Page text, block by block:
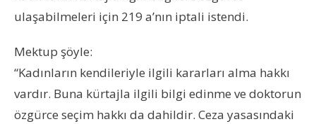
ulaşabilmeleri için 219 a’nın iptali istendi.
Mektup şöyle:
“Kadınların kendileriyle ilgili kararları alma hakkı
vardır. Buna kürtajla ilgili bilgi edinme ve doktorun
özgürce seçim hakkı da dahildir. Ceza yasasındaki